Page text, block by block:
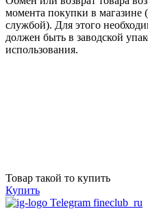
момента покупки в магазине
службой). Для этого
должен быть в заводской
использования.
Товар такой то купить
Купить
Telegram fineclub_ru